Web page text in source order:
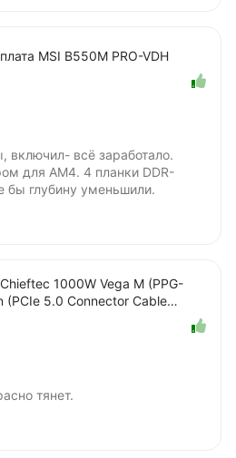
MSI B550M PRO-VDH
включил- всё заработало.
для AM4. 4 планки DDR-
глубину уменьшили.
1000W Vega M (PPG-
(PCIe 5.0 Connector Cable
тянет.